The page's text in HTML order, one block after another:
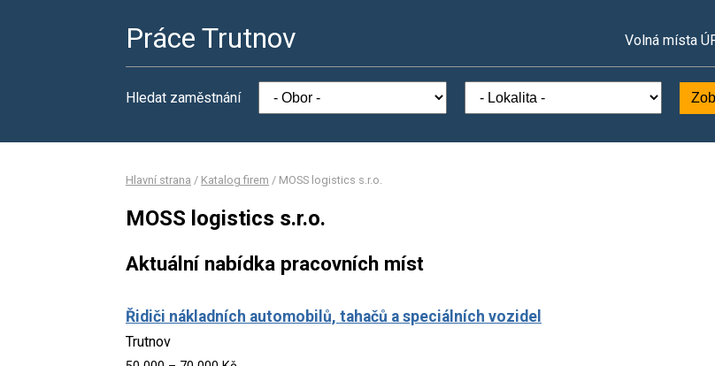
Práce Trutnov Volná místa
Hledat zaměstnání
Hlavní strana / Katalog firem / MOSS logistics s.r.o.
MOSS logistics s.r.o.
Aktuální nabídka pracovních míst
Řidiči nákladních automobilů, tahačů a speciálních vozidel
Trutnov